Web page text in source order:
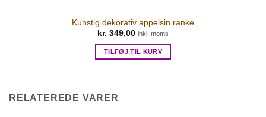
Kunstig dekorativ appelsin ranke
kr. 349,00 inkl. moms
TILFØJ TIL KURV
RELATEREDE VARER